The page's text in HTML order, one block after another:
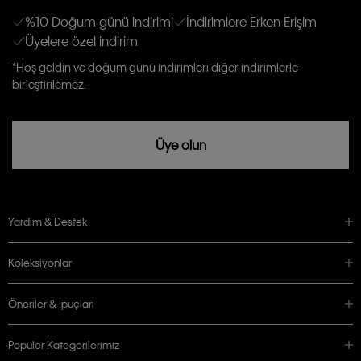
Kişiye özel ticari elektronik iletilerini almak içinAçık Onayveriyorum.
Aydınlatma Metni’niokuduğumu kabul ediyorum.
Calvin Klein tarafından kişisel verilerimin yurtdışına aktarılmasına açık
rızam vardır
%10 Doğum günü indirimi
İndirimlere Erken Erişim
Üyelere özel indirim
*Hoş geldin ve doğum günü indirimleri diğer indirimlerle
birleştirilemez.
Üye olun
Yardım & Destek
Koleksiyonlar
Öneriler & İpuçları
Popüler Kategorilerimiz